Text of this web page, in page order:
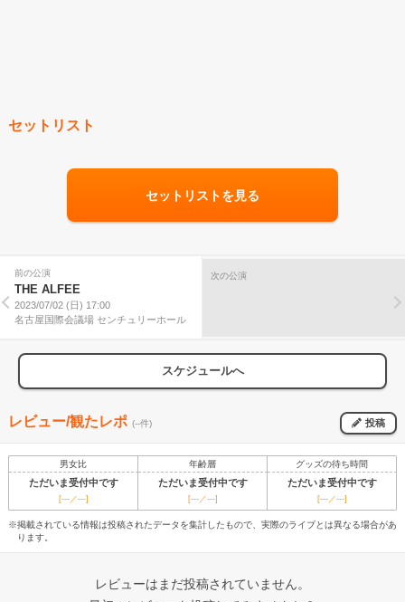
セットリスト
セットリストを見る
前の公演
THE ALFEE
2023/07/02 (日) 17:00
名古屋国際会議場 センチュリーホール
次の公演
スケジュールへ
レビュー/観たレポ (--件) 投稿
男女比 年齢層 グッズの待ち時間
ただいま受付中です ただいま受付中です ただいま受付中です
[---／---] [---／---] [---／---]
※掲載されている情報は投稿されたデータを集計したもので、実際のライブとは異なる場合があ
ります。
レビューはまだ投稿されていません。